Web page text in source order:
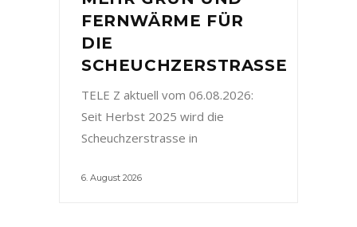
FERNWÄRME FÜR
DIE
SCHEUCHZERSTRASSE
TELE Z aktuell vom 06.08.2026:
Seit Herbst 2025 wird die
Scheuchzerstrasse in
6. August 2026